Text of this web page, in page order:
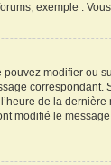
exemple :
pouvez modifier
correspondant.
de la
modifié le